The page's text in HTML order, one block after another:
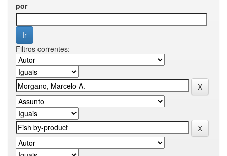
por
Filtros correntes: